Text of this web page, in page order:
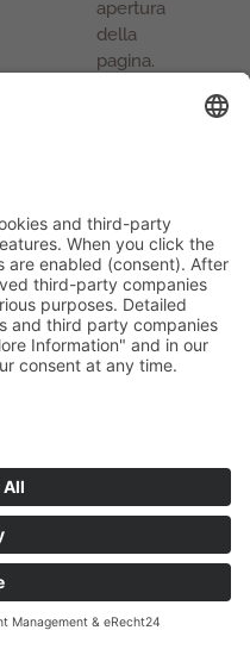
apertura
della
pagina.
della
pagina.
2
Viene
cancellata
alla
successiva
dallo stesso sito
automaticamente
gestire la sessione.